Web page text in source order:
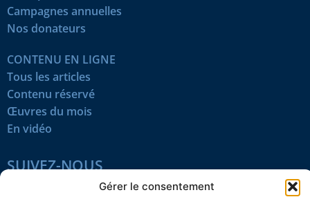
Gérer le consentement
Campagnes annuelles
Nos donateurs
CONTENU EN LIGNE
Tous les articles
Contenu réservé
Œuvres du mois
En vidéo
SUIVEZ-NOUS